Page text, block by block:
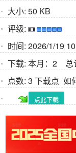
大小: 50 KB
评级:
时间: 2026/1/19
下载: 本月：2 总
点数: 3 下载点 如
点此下载